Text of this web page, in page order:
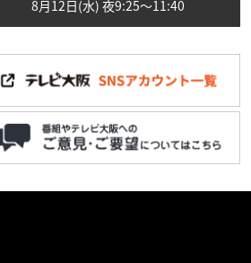
8月12日(水) 夜9:25〜11:40